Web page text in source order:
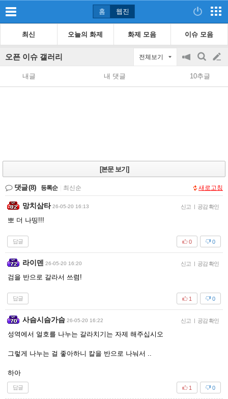
홈 웹진
최신 오늘의 화제 화제 모음 이슈 모음
오픈 이슈 갤러리 전체보기
공
지
on/off
검
색
글
쓰
내글 내 댓글 10추글
[본문 보기]
댓글(8) 등록순 최신순 새로고침
망치삼타 26-05-20 16:13 신고 | 공감 확인
뽀 더 나띵!!!
답글 0
0
라이덴 26-05-20 16:20 신고 | 공감 확인
검을 반으로 갈라서 쓰렴!
답글 0
1
사슴시슴가슴 26-05-20 16:22 신고 | 공감 확인
성역에서 얼호를 나누는 갈라치기는 자제 해주십시오
그렇게 나누는 걸 좋아하니 칼을 반으로 나눠서 ..
하아
답글 0
1